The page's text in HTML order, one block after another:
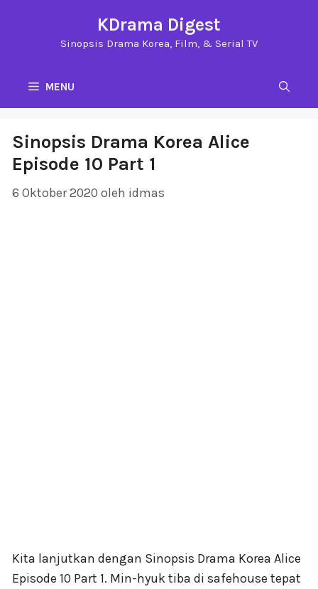
KDrama Digest
Sinopsis Drama Korea, Film, & Serial TV
MENU
Sinopsis Drama Korea Alice
Episode 10 Part 1
6 Oktober 2020 oleh idmas
Kita lanjutkan dengan Sinopsis Drama Korea Alice
Episode 10 Part 1. Min-hyuk tiba di safehouse tepat